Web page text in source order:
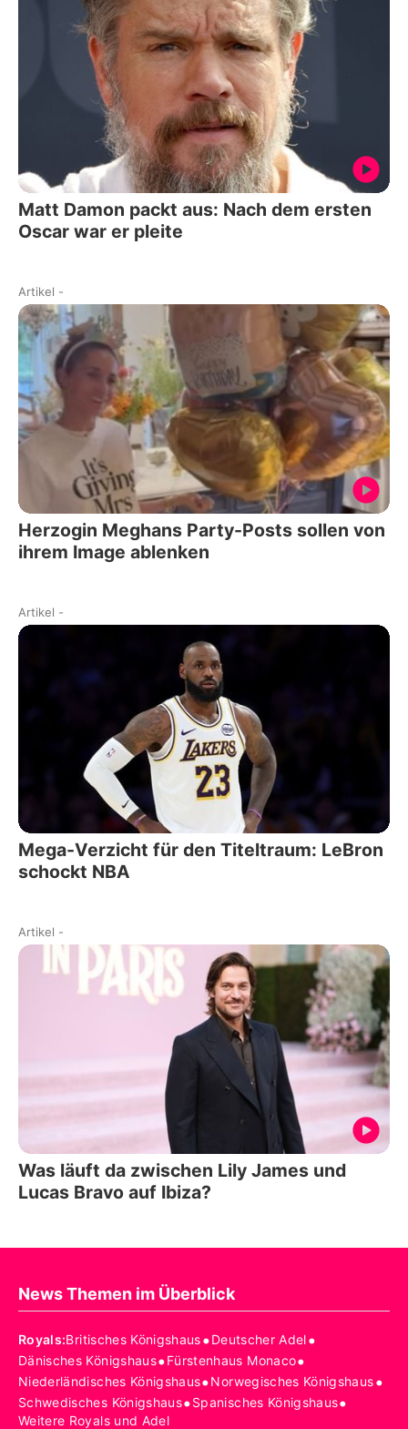
Matt Damon packt aus: Nach dem ersten
Oscar war er pleite
Artikel -
Herzogin Meghans Party-Posts sollen von
ihrem Image ablenken
Artikel -
Mega-Verzicht für den Titeltraum: LeBron
schockt NBA
Artikel -
Was läuft da zwischen Lily James und
Lucas Bravo auf Ibiza?
News Themen im Überblick
Royals:Britisches Königshaus•Deutscher Adel•
Dänisches Königshaus•Fürstenhaus Monaco•
Niederländisches Königshaus•Norwegisches Königshaus•
Schwedisches Königshaus•Spanisches Königshaus•
Weitere Royals und Adel